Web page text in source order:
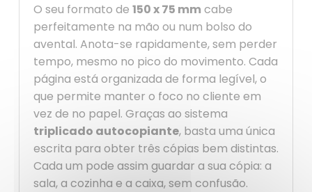
O seu formato de 150 x 75 mm cabe
perfeitamente na mão ou num bolso do
avental. Anota-se rapidamente, sem perder
tempo, mesmo no pico do movimento. Cada
página está organizada de forma legível, o
que permite manter o foco no cliente em
vez de no papel. Graças ao sistema
triplicado autocopiante, basta uma única
escrita para obter três cópias bem distintas.
Cada um pode assim guardar a sua cópia: a
sala, a cozinha e a caixa, sem confusão.